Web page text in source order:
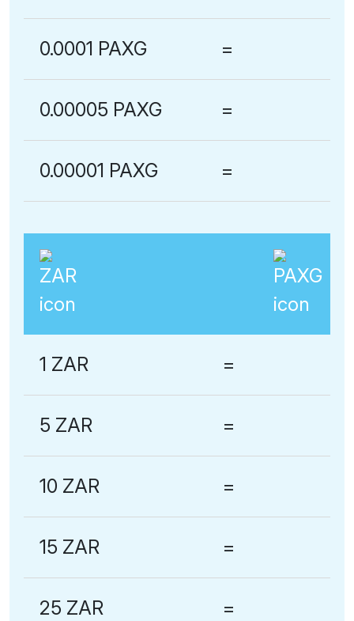
0.0001 PAXG =
0.00005 PAXG =
0.00001 PAXG =
1 ZAR =
5 ZAR =
10 ZAR =
15 ZAR =
25 ZAR =